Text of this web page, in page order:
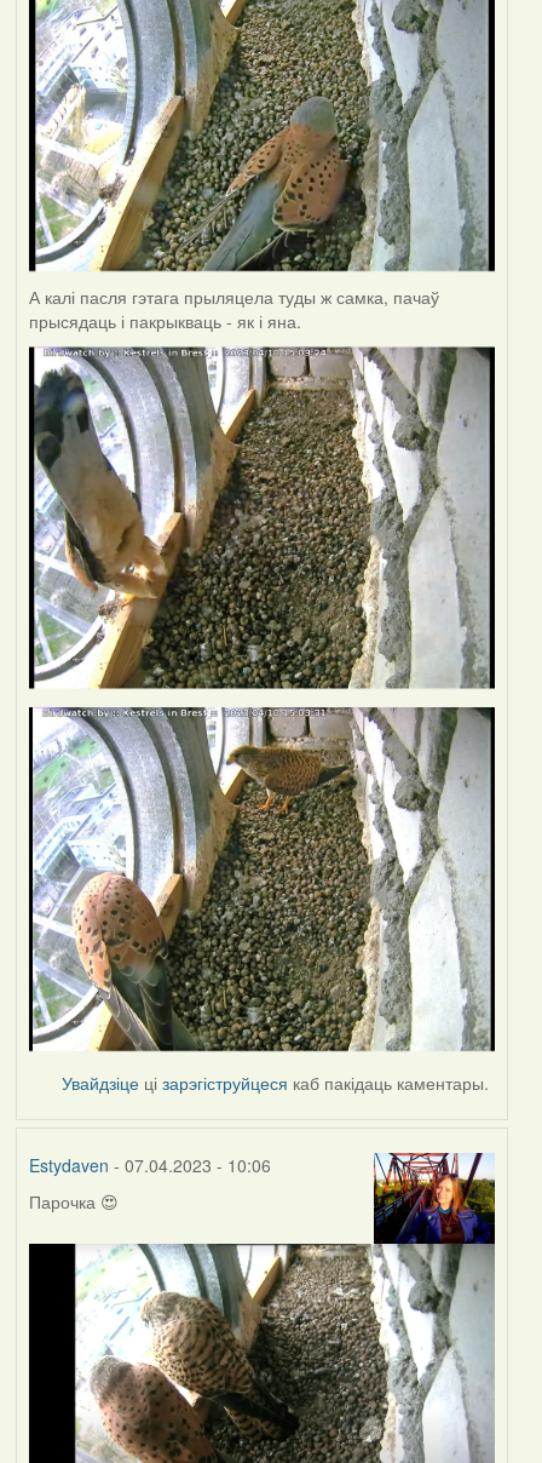
А калі пасля гэтага прыляцела туды ж самка, пачаў
прысядаць і пакрыкваць - як і яна.
Увайдзіце цізарэгіструйцеся каб пакідаць каментары.
Estydaven - 07.04.2023 - 10:06
Парочка 😍